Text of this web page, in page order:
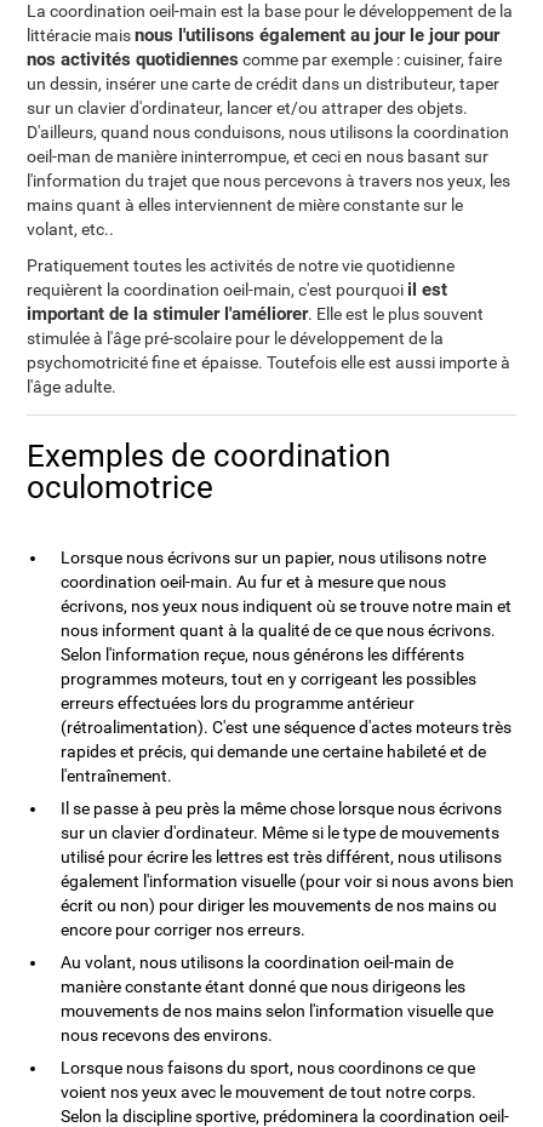
La coordination oeil-main est la base pour le développement de la
littéracie maisnous l'utilisons également au jour le jour pour
nos activités quotidiennes comme par exemple : cuisiner, faire
un dessin, insérer une carte de crédit dans un distributeur, taper
sur un clavier d'ordinateur, lancer et/ou attraper des objets.
D'ailleurs, quand nous conduisons, nous utilisons la coordination
oeil-man de manière ininterrompue, et ceci en nous basant sur
l'information du trajet que nous percevons à travers nos yeux, les
mains quant à elles interviennent de mière constante sur le
volant, etc..
Pratiquement toutes les activités de notre vie quotidienne
requièrent la coordination oeil-main, c'est pourquoi il est
important de la stimuler l'améliorer. Elle est le plus souvent
stimulée à l'âge pré-scolaire pour le développement de la
psychomotricité fine et épaisse. Toutefois elle est aussi importe à
l'âge adulte.
Exemples de coordination
oculomotrice
Lorsque nous écrivons sur un papier, nous utilisons notre
coordination oeil-main. Au fur et à mesure que nous
écrivons, nos yeux nous indiquent où se trouve notre main et
nous informent quant à la qualité de ce que nous écrivons.
Selon l'information reçue, nous générons les différents
programmes moteurs, tout en y corrigeant les possibles
erreurs effectuées lors du programme antérieur
(rétroalimentation). C'est une séquence d'actes moteurs très
rapides et précis, qui demande une certaine habileté et de
l'entraînement.
Il se passe à peu près la même chose lorsque nous écrivons
sur un clavier d'ordinateur. Même si le type de mouvements
utilisé pour écrire les lettres est très différent, nous utilisons
également l'information visuelle (pour voir si nous avons bien
écrit ou non) pour diriger les mouvements de nos mains ou
encore pour corriger nos erreurs.
Au volant, nous utilisons la coordination oeil-main de
manière constante étant donné que nous dirigeons les
mouvements de nos mains selon l'information visuelle que
nous recevons des environs.
Lorsque nous faisons du sport, nous coordinons ce que
voient nos yeux avec le mouvement de tout notre corps.
Selon la discipline sportive, prédominera la coordination oeil-